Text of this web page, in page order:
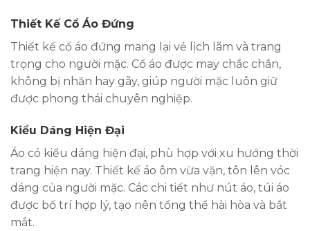
Thiết Kế Cổ Áo Đứng
Thiết kế cổ áo đứng mang lại vẻ lịch lãm và trang
trọng cho người mặc. Cổ áo được may chắc chắn,
không bị nhăn hay gãy, giúp người mặc luôn giữ
được phong thái chuyên nghiệp.
Kiểu Dáng Hiện Đại
Áo có kiểu dáng hiện đại, phù hợp với xu hướng thời
trang hiện nay. Thiết kế áo ôm vừa vặn, tôn lên vóc
dáng của người mặc. Các chi tiết như nút áo, túi áo
được bố trí hợp lý, tạo nên tổng thể hài hòa và bắt
mắt.